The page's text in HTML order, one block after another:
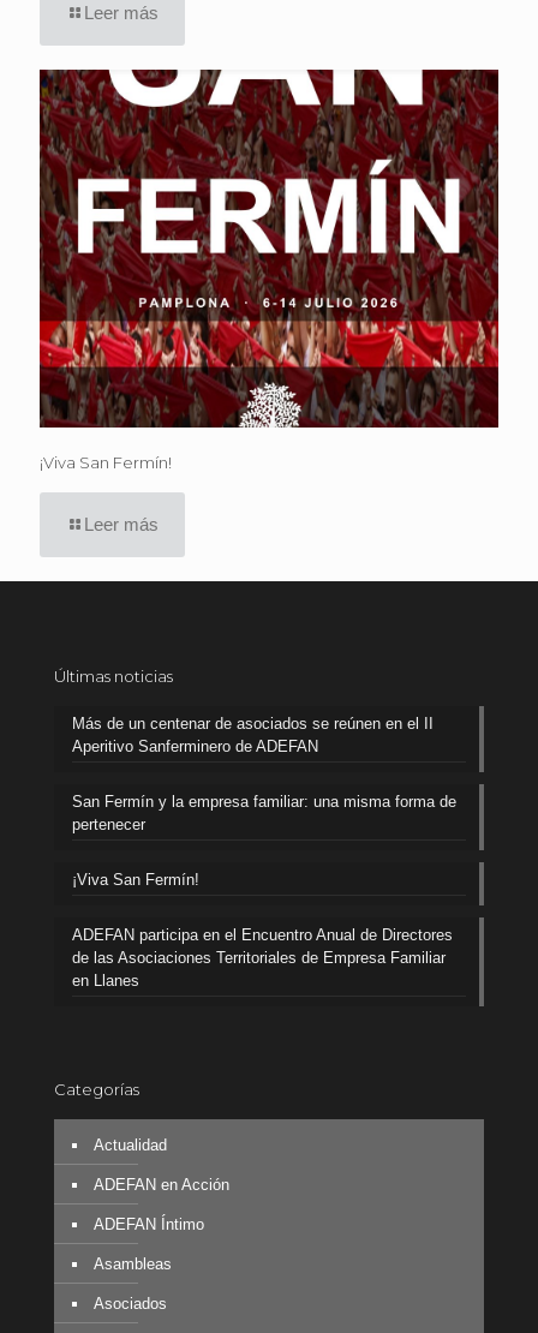
Leer más
¡Viva San Fermín!
Leer más
Últimas noticias
Más de un centenar de asociados se reúnen en el II
Aperitivo Sanferminero de ADEFAN
San Fermín y la empresa familiar: una misma forma de
pertenecer
¡Viva San Fermín!
ADEFAN participa en el Encuentro Anual de Directores
de las Asociaciones Territoriales de Empresa Familiar
en Llanes
Categorías
Actualidad
ADEFAN en Acción
ADEFAN Íntimo
Asambleas
Asociados